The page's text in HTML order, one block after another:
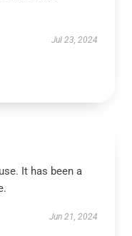
Jul 23, 2024
It has been a
Jun 21, 2024